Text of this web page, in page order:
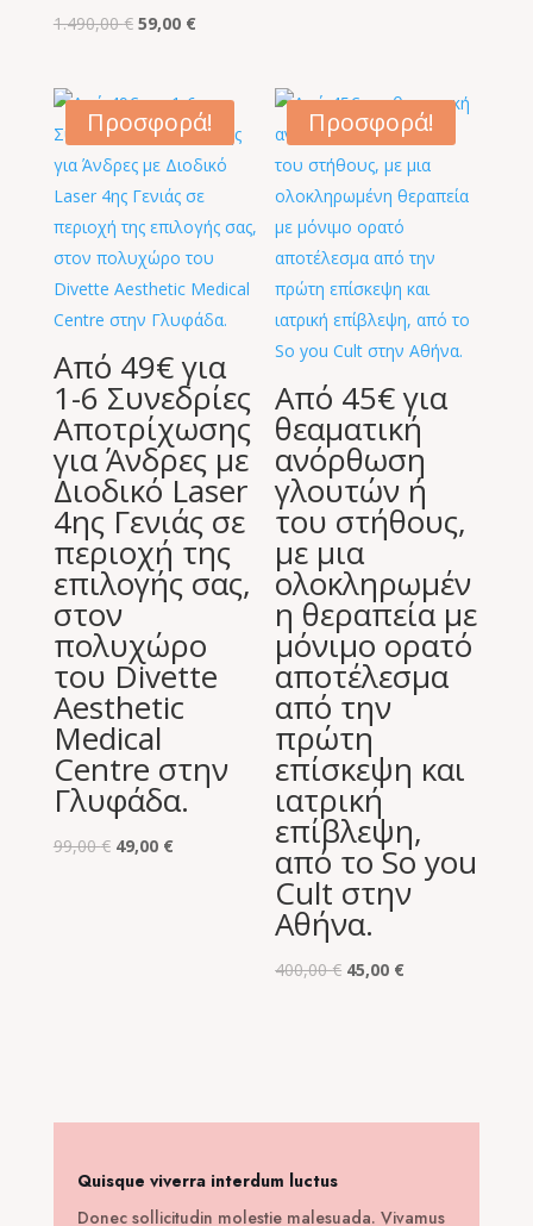
1.490,00€ Original
1.490,00 €.
59,00 €Η
είναι:
59,00 €.
Προσφορά!
Από 49€ για
1-6 Συνεδρίες
Αποτρίχωσης
για Άνδρες με
Διοδικό Laser
4ης Γενιάς σε
περιοχή της
επιλογής σας,
στον
πολυχώρο
του Divette
Aesthetic
Medical
Centre στην
Γλυφάδα.
99,00€ Original
49,00 €Η
Προσφορά!
Από 45€ για
θεαματική
ανόρθωση
γλουτών ή
του στήθους,
με μια
ολοκληρωμέν
η θεραπεία με
μόνιμο ορατό
αποτέλεσμα
από την
πρώτη
επίσκεψη και
ιατρική
επίβλεψη,
από το So you
Cult στην
Αθήνα.
400,00€ Original
45,00 €
Quisque viverra interdum luctus
Donec sollicitudin molestie malesuada. Vivamus